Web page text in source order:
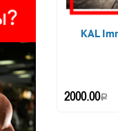
KAL
2000.00Р